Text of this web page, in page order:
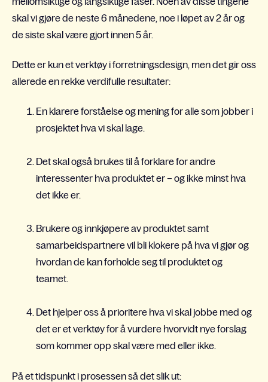
skal vi gjøre de neste 6 månedene, noe i løpet av 2 år og
de siste skal være gjort innen 5 år.
Dette er kun et verktøy i forretningsdesign, men det gir oss
allerede en rekke verdifulle resultater:
En klarere forståelse og mening for alle som jobber i
prosjektet hva vi skal lage.
Det skal også brukes til å forklare for andre
interessenter hva produktet er – og ikke minst hva
det ikke er.
Brukere og innkjøpere av produktet samt
samarbeidspartnere vil bli klokere på hva vi gjør og
hvordan de kan forholde seg til produktet og
teamet.
Det hjelper oss å prioritere hva vi skal jobbe med og
det er et verktøy for å vurdere hvorvidt nye forslag
som kommer opp skal være med eller ikke.
På et tidspunkt i prosessen så det slik ut: